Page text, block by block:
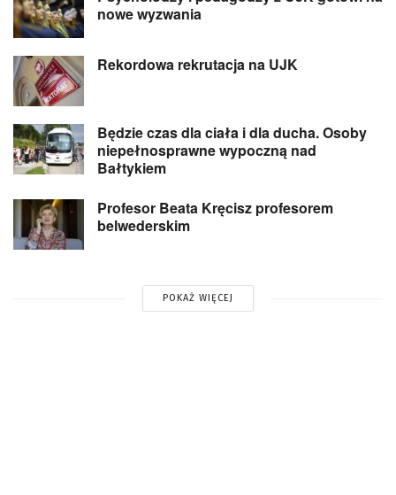
nowe wyzwania
Rekordowa rekrutacja na UJK
Będzie czas dla ciała i dla ducha. Osoby
niepełnosprawne wypoczną nad
Bałtykiem
Profesor Beata Kręcisz profesorem
belwederskim
POKAŻ WIĘCEJ